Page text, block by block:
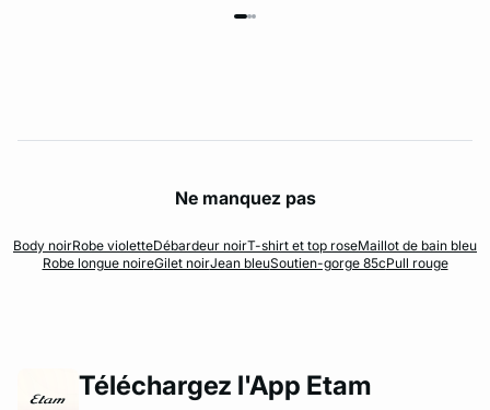
Ne manquez pas
Body noirRobe violetteDébardeur noirT-shirt et top roseMaillot de bain bleu
Robe longue noireGilet noirJean bleuSoutien-gorge 85cPull rouge
Téléchargez l'App Etam